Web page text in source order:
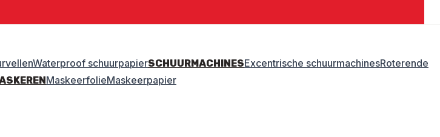
Waterproof schuurpapierSCHUURMACHINESExcentrische schuurmachinesRoterende
MaskeerfolieMaskeerpapier